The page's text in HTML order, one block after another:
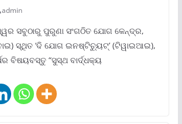
admin
ସବୁଠାରୁ ପୁରୁଣା ସଂଗଠିତ ଯୋଗ କେନ୍ଦ୍ର,
ସ୍ଥିତ ‘ଦି ଯୋଗ ଇନଷ୍ଟିଚ୍ୟୁଟ୍‌’ (ଟିୱାଇଆଇ),
ବିଷୟବସ୍ତୁ “ସୁସ୍ଥ ବାର୍ଦ୍ଧକ୍ୟ